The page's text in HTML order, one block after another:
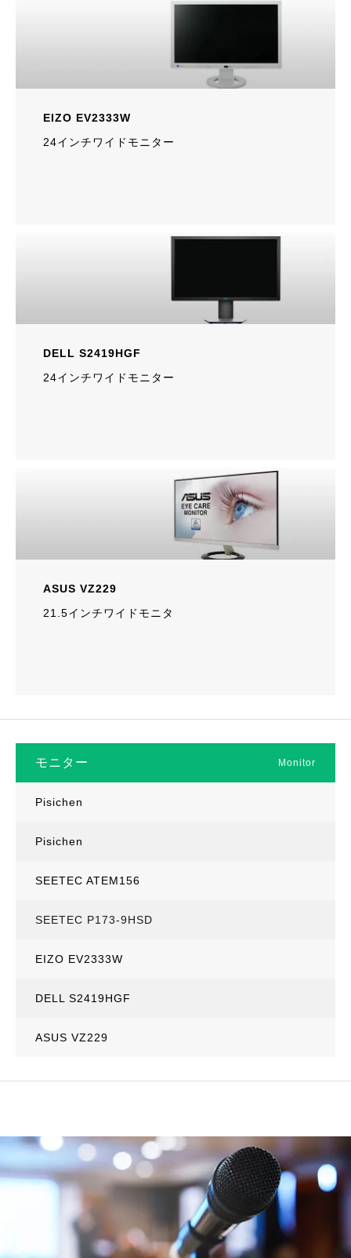
EIZO EV2333W
24インチワイドモニター
DELL S2419HGF
24インチワイドモニター
ASUS VZ229
21.5インチワイドモニタ
モニター Monitor
Pisichen
Pisichen
SEETEC ATEM156
SEETEC P173-9HSD
EIZO EV2333W
DELL S2419HGF
ASUS VZ229